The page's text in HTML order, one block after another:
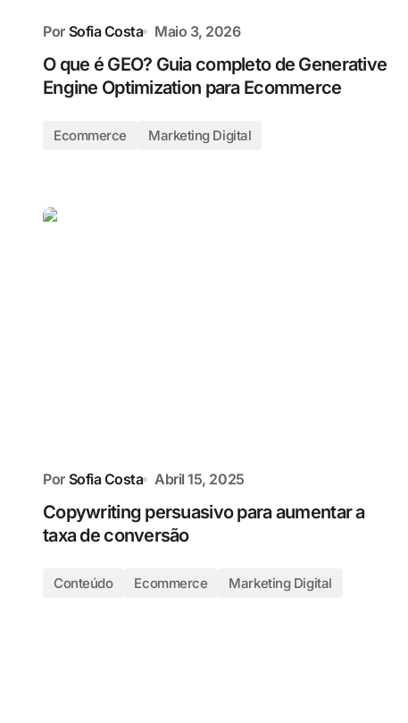
Por Sofia Costa Maio 3, 2026
O que é GEO? Guia completo de Generative
Engine Optimization para Ecommerce
Ecommerce Marketing Digital
Por Sofia Costa Abril 15, 2025
Copywriting persuasivo para aumentar a
taxa de conversão
Conteúdo Ecommerce Marketing Digital